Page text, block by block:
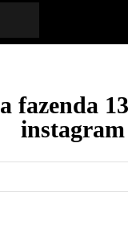
a fazenda
instagram